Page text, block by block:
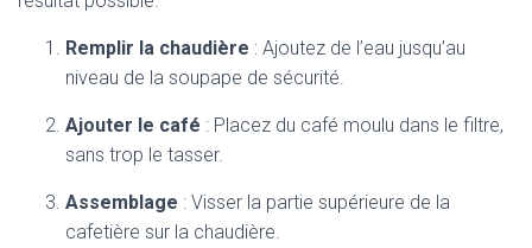
Remplir la chaudière : Ajoutez de l’eau jusqu’au
niveau de la soupape de sécurité.
Ajouter le café : Placez du café moulu dans le filtre,
sans trop le tasser.
Assemblage : Visser la partie supérieure de la
cafetière sur la chaudière.